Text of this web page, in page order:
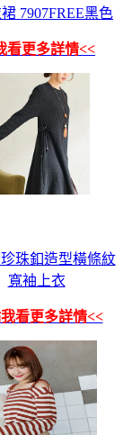
7907FREE黑色
看更多詳情<<
珠釦造型橫條紋
寬袖上衣
看更多詳情<<